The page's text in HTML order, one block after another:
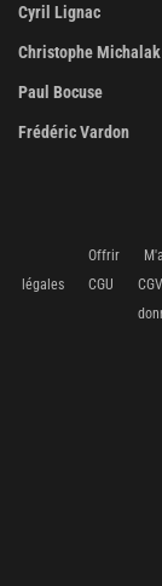
Cyril Lignac
Christophe Michalak
Paul Bocuse
Frédéric Vardon
Offrir
légales
CGU CGV